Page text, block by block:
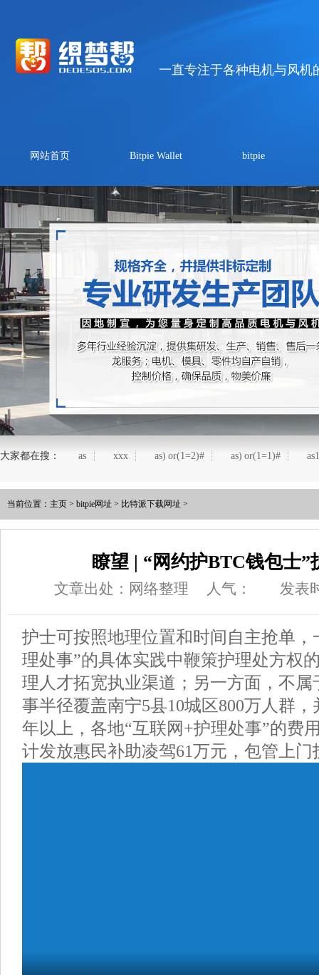
一直专注于各种电机与风机
网站首页 Bitpie Wallet bitpie
大家都在搜： as xxx as) or(1=2)# as) or(1=1)#
当前位置： 主页 > bitpie网址 > 比特派下载网址 >
瞭望 | “网约护BTC钱包士”
文章出处：网络整理 人气： 发表
护士可按照地理位置和时间自主抢单，
理处事”的具体实践中鞭策护理处方权
理人才拓宽执业渠道；另一方面，不
事半径覆盖南宁5县10城区800万人群
年以上，各地“互联网+护理处事”的费
计发放惠民补助凌驾61万元，包管上